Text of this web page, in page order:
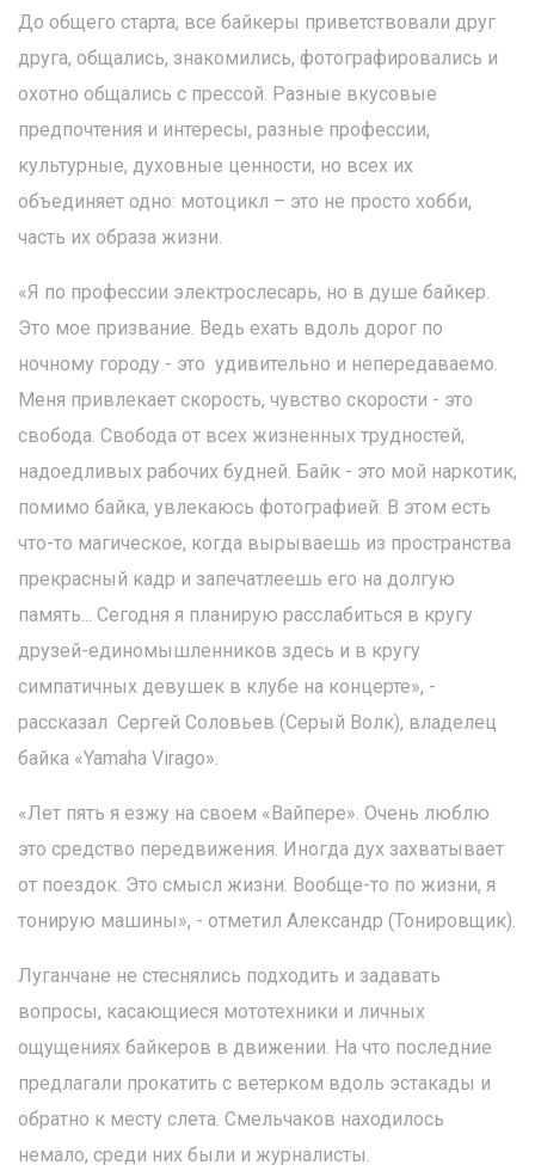
До общего старта, все байкеры приветствовали друг
друга, общались, знакомились, фотографировались и
охотно общались с прессой. Разные вкусовые
предпочтения и интересы, разные профессии,
культурные, духовные ценности, но всех их
объединяет одно: мотоцикл – это не просто хобби,
часть их образа жизни.
«Я по профессии электрослесарь, но в душе байкер.
Это мое призвание. Ведь ехать вдоль дорог по
ночному городу - это удивительно и непередаваемо.
Меня привлекает скорость, чувство скорости - это
свобода. Свобода от всех жизненных трудностей,
надоедливых рабочих будней. Байк - это мой наркотик,
помимо байка, увлекаюсь фотографией. В этом есть
что-то магическое, когда вырываешь из пространства
прекрасный кадр и запечатлеешь его на долгую
память... Сегодня я планирую расслабиться в кругу
друзей-единомышленников здесь и в кругу
симпатичных девушек в клубе на концерте», -
рассказал Сергей Соловьев (Серый Волк), владелец
байка «Yamaha Virago».
«Лет пять я езжу на своем «Вайпере». Очень люблю
это средство передвижения. Иногда дух захватывает
от поездок. Это смысл жизни. Вообще-то по жизни, я
тонирую машины», - отметил Александр (Тонировщик).
Луганчане не стеснялись подходить и задавать
вопросы, касающиеся мототехники и личных
ощущениях байкеров в движении. На что последние
предлагали прокатить с ветерком вдоль эстакады и
обратно к месту слета. Смельчаков находилось
немало, среди них были и журналисты.